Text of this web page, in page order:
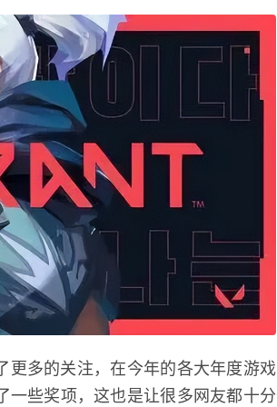
更多的关注，在今年的各大年度游戏
一些奖项，这也是让很多网友都十分